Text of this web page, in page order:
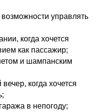
управлять
когда хочется
как пассажир;
и шампанским
когда хочется
в непогоду;